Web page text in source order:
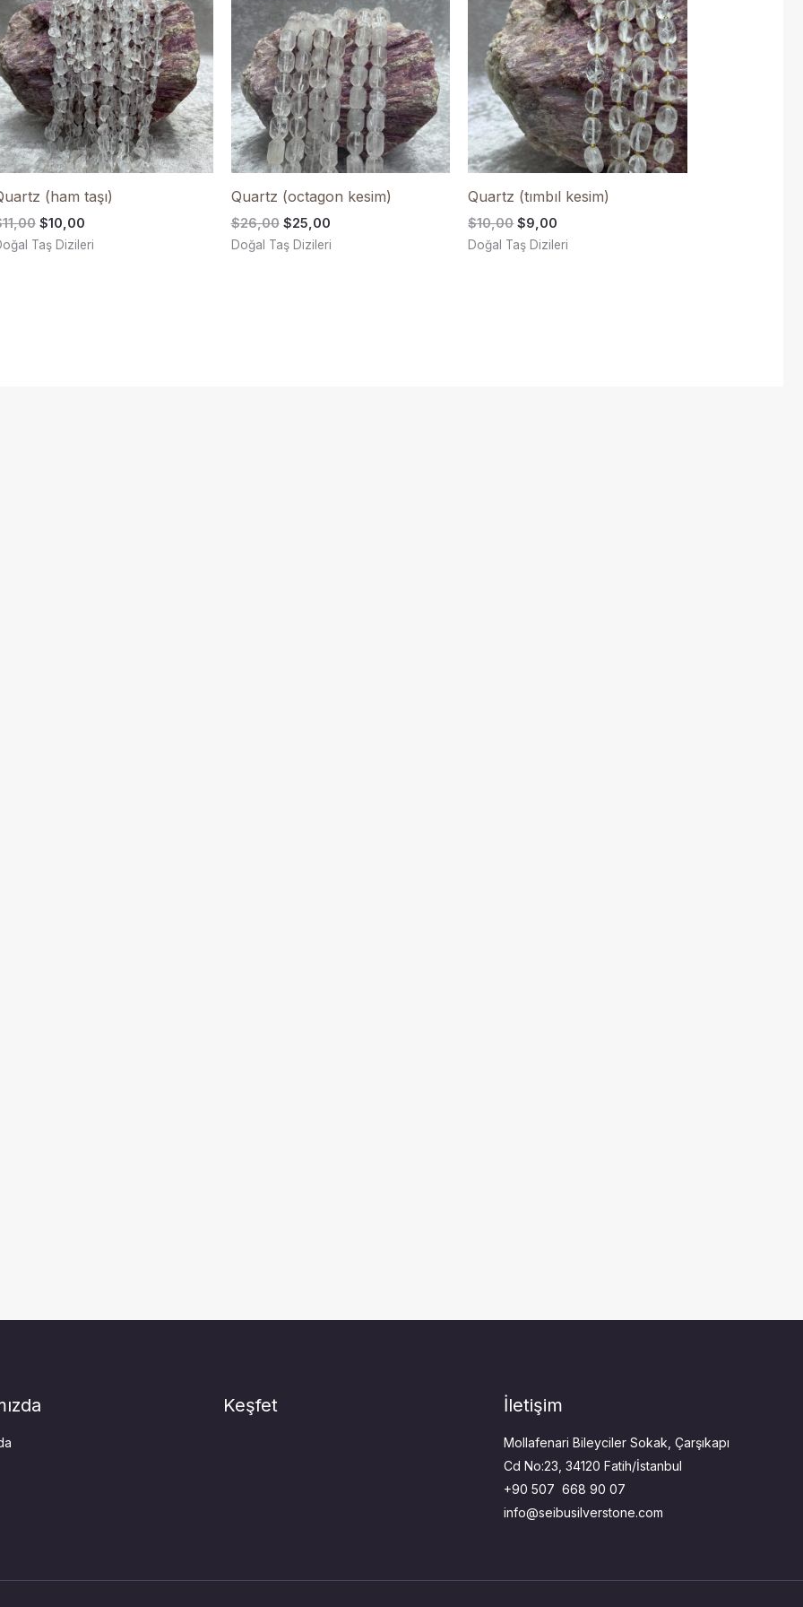
(ham taşı)
11,00 $10,00
$10,00.
Taş Dizileri
Quartz (octagon kesim)
$26,00 $25,00
$25,00.
Doğal Taş Dizileri
Quartz (tımbıl kesim)
$10,00 $9,00
$9,00.
Doğal Taş Dizileri
Keşfet İletişim
Mollafenari Bileyciler Sokak, Çarşıkapı
Cd No:23, 34120 Fatih/İstanbul
+90 507 668 90 07
info@seibusilverstone.com